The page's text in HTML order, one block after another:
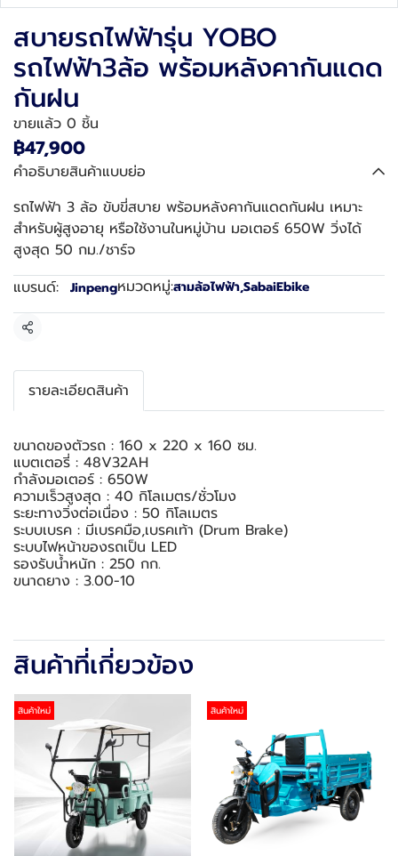
สบายรถไฟฟ้ารุ่น YOBO
รถไฟฟ้า3ล้อ พร้อมหลังคากันแดด
กันฝน
ขายแล้ว 0 ชิ้น
฿47,900
คำอธิบายสินค้าแบบย่อ
รถไฟฟ้า 3 ล้อ ขับขี่สบาย พร้อมหลังคากันแดดกันฝน เหมาะ
สำหรับผู้สูงอายุ หรือใช้งานในหมู่บ้าน มอเตอร์ 650W วิ่งได้
สูงสุด 50 กม./ชาร์จ
แบรนด์:
Jinpengหมวดหมู่:สามล้อไฟฟ้า,SabaiEbike
แชร์
รายละเอียดสินค้า
ขนาดของตัวรถ : 160 x 220 x 160 ซม.
แบตเตอรี่ : 48V32AH
กำลังมอเตอร์ : 650W
ความเร็วสูงสุด : 40 กิโลเมตร/ชั่วโมง
ระยะทางวิ่งต่อเนื่อง : 50 กิโลเมตร
ระบบเบรค : มีเบรคมือ,เบรคเท้า (Drum Brake)
ระบบไฟหน้าของรถเป็น LED
รองรับน้ำหนัก : 250 กก.
ขนาดยาง : 3.00-10
สินค้าที่เกี่ยวข้อง
สินค้าใหม่ สินค้าใหม่